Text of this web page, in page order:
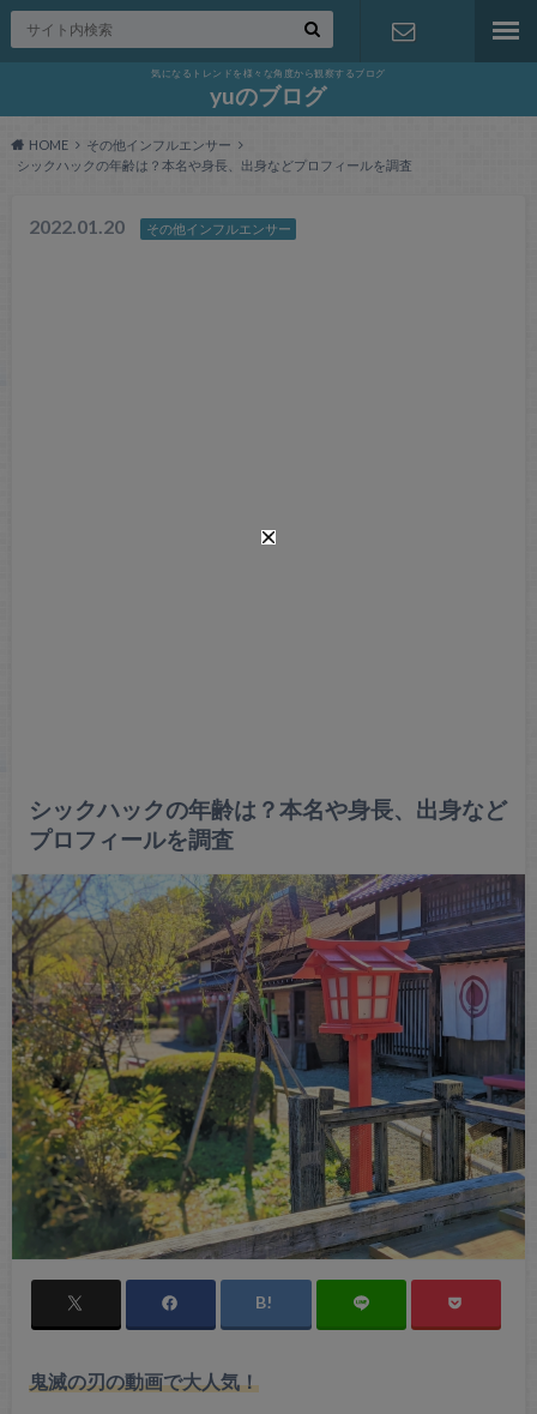
気になるトレンドを様々な角度から観察するブログ
yuのブログ
HOME
その他インフルエンサー
シックハックの年齢は？本名や身長、出身などプロフィールを調査
2022.01.20 その他インフルエンサー
シックハックの年齢は？本名や身長、出身など
プロフィールを調査
鬼滅の刃の動画で大人気！